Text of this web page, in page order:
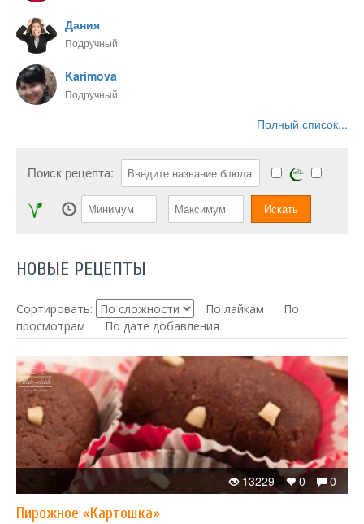
Дания
Подручный
Karimova
Подручный
Полный список...
Поиск рецепта:
НОВЫЕ РЕЦЕПТЫ
Сортировать: По лайкам
По
просмотрам
По дате добавления
0
0
13229
Пирожное «Картошка»